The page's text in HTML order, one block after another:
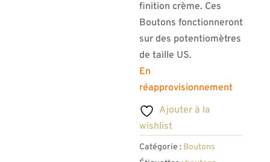
finition crème. Ces
Boutons fonctionneront
sur des potentiomètres
de taille US.
En
réapprovisionnement
Ajouter à la
wishlist
Catégorie : Boutons